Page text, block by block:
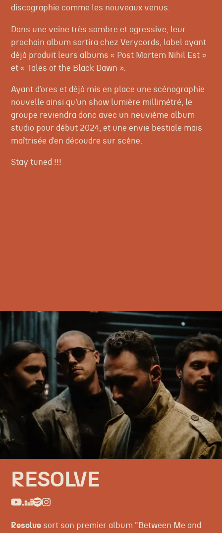
discographie comme les nouveaux venus.
Dans une veine très sombre et agressive, leur
prochain album sortira chez Verycords, label ayant
déjà produit leurs albums « Post Mortem Nihil Est »
et « Tales of the Black Dawn ».
Ayant d’ores et déjà mis en place une scénographie
nouvelle ainsi qu’un show lumière millimétré, le
groupe reviendra donc avec un neuvième album
studio pour début 2024, et une envie bestiale mais
maîtrisée d’en découdre sur scène.
Stay tuned !!!
RESOLVE
Resolvesort son premier album "Between Me and